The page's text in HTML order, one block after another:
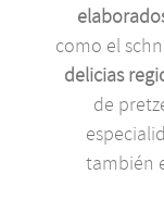
como el
delicias
de
también